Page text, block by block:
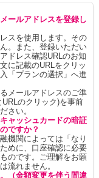
ールアドレスを登録し
スを使用します。その
。また、登録いただい
ドレス確認URLのお知
に記載のURLをクリッ
「プランの選択」へ進
メールアドレスのご準
のクリック)を事前
さい。
ャッシュカードの暗証
ですか？
機関によっては「なり
めに、口座確認に必要
のです。ご理解をお願
流れません。
（金額変更を伴う間違